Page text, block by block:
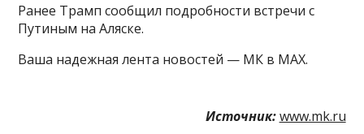
Ранее Трамп сообщил подробности встречи с
Путиным на Аляске.
Ваша надежная лента новостей — МК в MAX.
Источник: www.mk.ru